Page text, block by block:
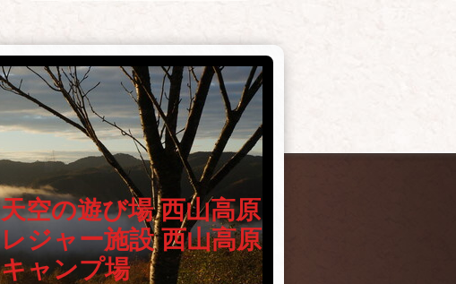
天空の遊び場 西山高原
レジャー施設 西山高原
キャンプ場